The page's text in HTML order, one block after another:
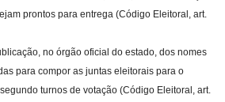
prontos para entrega (Código Eleitoral, art.
no órgão oficial do estado, dos nomes
para compor as juntas eleitorais para o
turnos de votação (Código Eleitoral, art.